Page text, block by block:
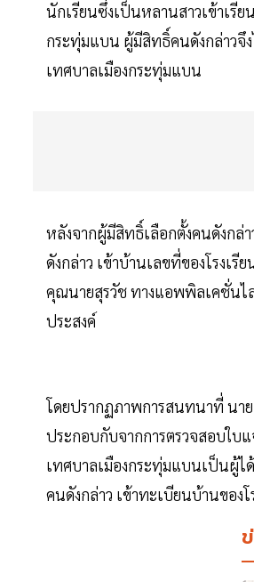
นักเรียนซึ่งเป็นหลานสาวเข้าเรีย
กระทุ่มแบน ผู้มีสิทธิ์คนดังกล่าวจึ
เทศบาลเมืองกระทุ่มแบน
หลังจากผู้มีสิทธิ์เลือกตั้งคนดังกล่
ดังกล่าว เข้าบ้านเลขที่ของโรงเ
คุณนายสุรวัช ทางแอพพิลเคชั่นไ
ประสงค์
โดยปรากฏภาพการสนทนาที่ นา
ประกอบกับจากการตรวจสอบใบ
เทศบาลเมืองกระทุ่มแบนเป็นผู้ไ
คนดังกล่าว เข้าทะเบียนบ้านของ